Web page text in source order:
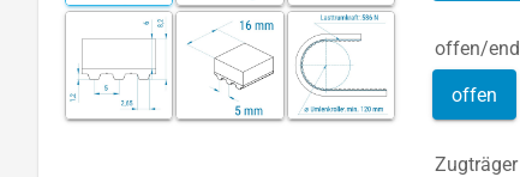
offen/
offen
Zugträger